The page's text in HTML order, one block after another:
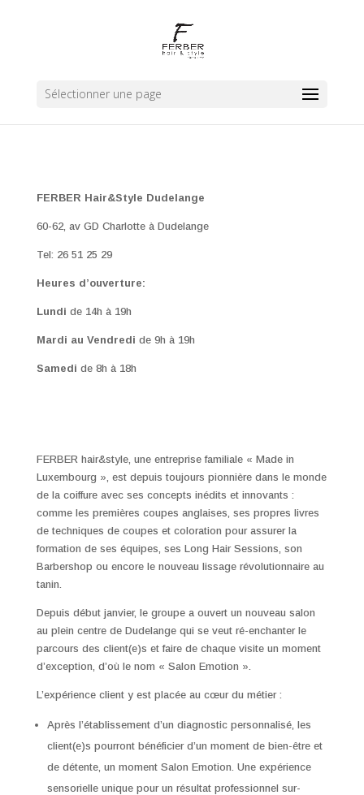
Sélectionner une page
FERBER Hair&Style Dudelange
60-62, av GD Charlotte à Dudelange
Tel: 26 51 25 29
Heures d’ouverture:
Lundi de 14h à 19h
Mardi au Vendredi de 9h à 19h
Samedi de 8h à 18h
FERBER hair&style, une entreprise familiale « Made in
Luxembourg », est depuis toujours pionnière dans le monde
de la coiffure avec ses concepts inédits et innovants :
comme les premières coupes anglaises, ses propres livres
de techniques de coupes et coloration pour assurer la
formation de ses équipes, ses Long Hair Sessions, son
Barbershop ou encore le nouveau lissage révolutionnaire au
tanin.
Depuis début janvier, le groupe a ouvert un nouveau salon
au plein centre de Dudelange qui se veut ré-enchanter le
parcours des client(e)s et faire de chaque visite un moment
d’exception, d’où le nom « Salon Emotion ».
L’expérience client y est placée au cœur du métier :
Après l’établissement d’un diagnostic personnalisé, les
client(e)s pourront bénéficier d’un moment de bien-être et
de détente, un moment Salon Emotion. Une expérience
sensorielle unique pour un résultat professionnel sur-